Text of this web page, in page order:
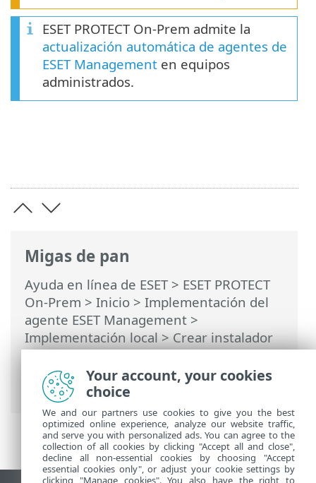
Migas de pan
Ayuda en línea de ESET> ESET PROTECT
On-Prem > Inicio > Implementación del
agente ESET Management >
Implementación local>Crear instalador
de scripts del agente -
Windows/Linux/macOS> Instalación del
agente – Linux
ESET PROTECT On-Prem admite la
actualización automática de agentes de
ESET Management en equipos
administrados.
Your account, your cookies
choice
We and our partners use cookies to give you the best
optimized online experience, analyze our website traffic,
and serve you with personalized ads. You can agree to the
collection of all cookies by clicking "Accept all and close",
decline all non-essential cookies by choosing "Accept
essential cookies only", or adjust your cookie settings by
clicking "Manage cookies". You also have the right to